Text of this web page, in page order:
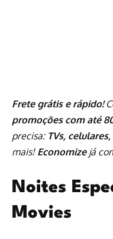
Frete grátis e rápido!
promoções com até
precisa: TVs,
mais! Economizejá
Noites
Movies